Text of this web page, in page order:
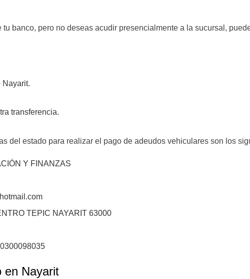
banco, pero no deseas acudir presencialmente a la sucursal,
Nayarit.
transferencia.
del estado para realizar el pago de adeudos vehiculares son los
Y FINANZAS
TEPIC NAYARIT 63000
en Nayarit